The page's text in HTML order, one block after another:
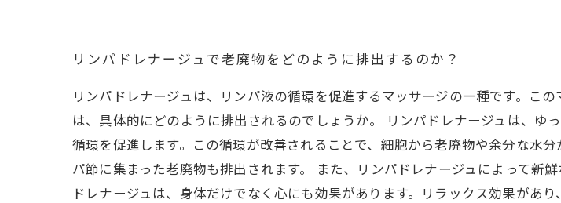
リンパドレナージュで老廃物をどのように排出するのか？
リンパドレナージュは、リンパ液の循環を促進するマッサージの一種です。こ
は、具体的にどのように排出されるのでしょうか。 リンパドレナージュは、
循環を促進します。この循環が改善されることで、細胞から老廃物や余分な水
パ節に集まった老廃物も排出されます。 また、リンパドレナージュによって新
ドレナージュは、身体だけでなく心にも効果があります。リラックス効果があ